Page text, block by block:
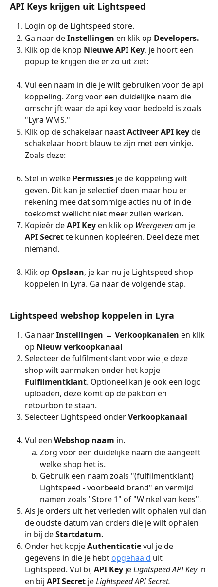
API Keys krijgen uit Lightspeed
Login op de Lightspeed store.
Ga naar de Instellingen en klik op Developers.
Klik op de knop Nieuwe API Key, je hoort een
popup te krijgen die er zo uit ziet:
Vul een naam in die je wilt gebruiken voor de api
koppeling. Zorg voor een duidelijke naam die
omschrijft waar de api key voor bedoeld is zoals
"Lyra WMS."
Klik op de schakelaar naast Activeer API key de
schakelaar hoort blauw te zijn met een vinkje.
Zoals deze:
Stel in welke Permissies je de koppeling wilt
geven. Dit kan je selectief doen maar hou er
rekening mee dat sommige acties nu of in de
toekomst wellicht niet meer zullen werken.
Kopieër de API Key en klik op Weergeven om je
API Secret te kunnen kopieëren. Deel deze met
niemand.
Klik op Opslaan, je kan nu je Lightspeed shop
koppelen in Lyra. Ga naar de volgende stap.
Lightspeed webshop koppelen in Lyra
Ga naar Instellingen → Verkoopkanalen en klik
op Nieuw verkoopkanaal
Selecteer de fulfilmentklant voor wie je deze
shop wilt aanmaken onder het kopje
Fulfilmentklant. Optioneel kan je ook een logo
uploaden, deze komt op de pakbon en
retourbon te staan.
Selecteer Lightspeed onder Verkoopkanaal
Vul een Webshop naam in.
Zorg voor een duidelijke naam die aangeeft
welke shop het is.
Gebruik een naam zoals "(fulfilmentklant)
Lightspeed - voorbeeld brand" en vermijd
namen zoals "Store 1" of "Winkel van kees".
Als je orders uit het verleden wilt ophalen vul dan
de oudste datum van orders die je wilt ophalen
in bij de Startdatum.
Onder het kopje Authenticatie vul je de
gegevens in die je hebt opgehaald uit
Lightspeed. Vul bij API Key je Lightspeed API Key in
en bij API Secret je Lightspeed API Secret.